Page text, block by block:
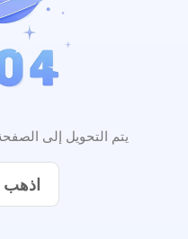
يتم التحويل إلى
اذهب